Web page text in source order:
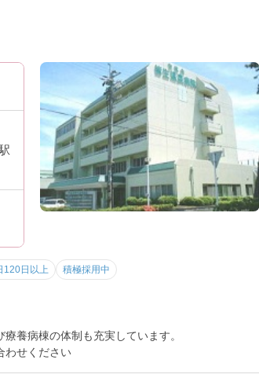
120日以上 積極採用中
養病棟の体制も充実しています。
わせください